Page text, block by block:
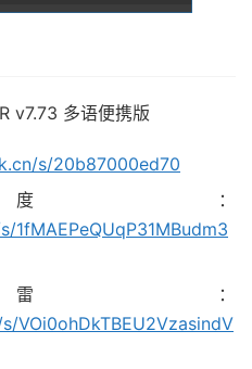
v7.73 多语便携版
s/20b87000ed70
：
1fMAEPeQUqP31MBudm3
：
VOi0ohDkTBEU2VzasindV